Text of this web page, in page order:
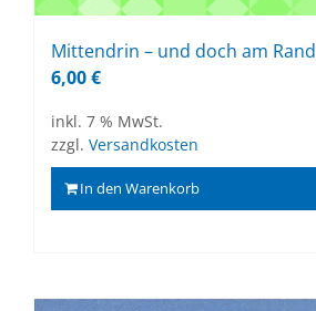
Mit­ten­drin – und doch am Rand
6,00€
inkl. 7 % MwSt.
zzgl. Versandkosten
In den Warenkorb